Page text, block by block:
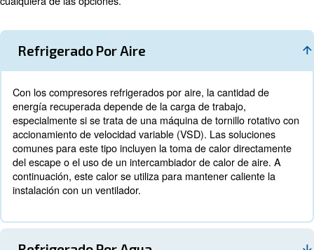
antigüedad del equipo. Vale la pena considerar que
grande que consume más de 500 kW en más de 8.000
Si añadimos que hasta el 80 % de los costes
compresor de aire corresponden a gastos de
recuperación de energía es una herramienta valiosa.
permite convertirse en su propia central eléctrica para
cosa que implique calor.
Funcionamiento: Refrigerado por
frente a refrigerado por agua